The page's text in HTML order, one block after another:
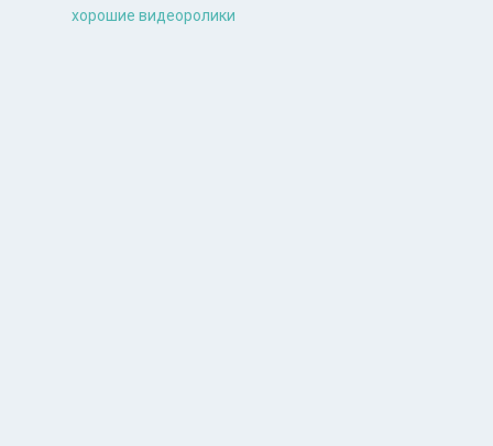
хорошие видеоролики